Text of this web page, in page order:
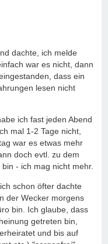
dachte, ich melde
war es nicht, dann
dass ein
lesen nicht
ich fast jeden Abend
mal 1-2 Tage nicht,
war es etwas mehr
doch evtl. zu dem
- ich mag nicht mehr.
schon öfter dachte
der Wecker morgens
bin. Ich glaube, dass
getreten bin,
und bis auf